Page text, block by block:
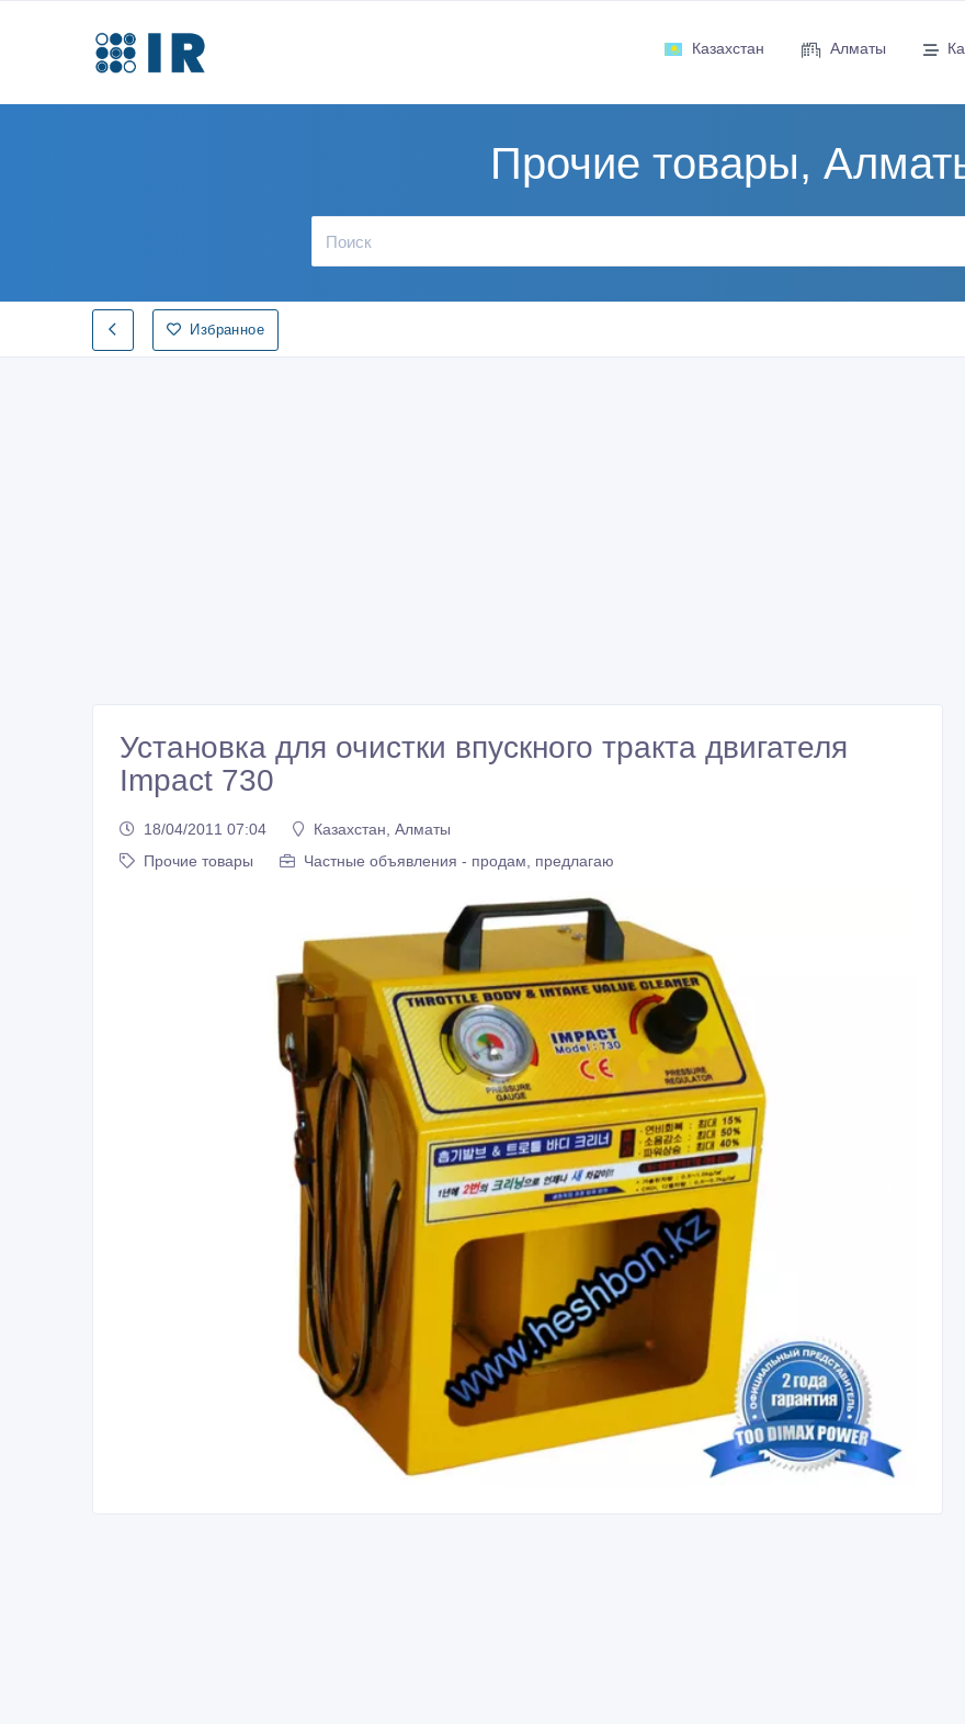
Казахстан Алматы
Прочие товары,
Избранное
Установка для очистки впускного тракта двигателя
Impact 730
18/04/2011 07:04
Казахстан, Алматы
Прочие товары
Частные объявления - продам, предлагаю